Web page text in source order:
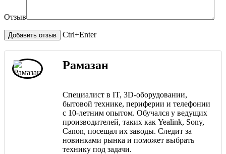
Отзыв
Ctrl+Enter
Рамазан
Специалист в IT, 3D-оборудовании,
бытовой технике, периферии и телефонии
с 10-летним опытом. Обучался у ведущих
производителей, таких как Yealink, Sony,
Canon, посещал их заводы. Следит за
новинками рынка и поможет выбрать
технику под задачи.